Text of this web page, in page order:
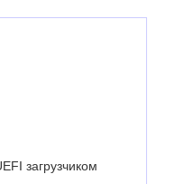
загрузчиком